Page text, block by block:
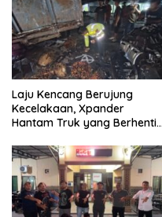
Laju Kencang Berujung
Kecelakaan, Xpander
Hantam Truk yang Berhenti